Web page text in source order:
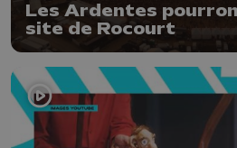
Les Ardentes
site de Rocourt